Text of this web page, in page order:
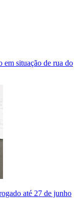
em situação de rua do
até 27 de junho